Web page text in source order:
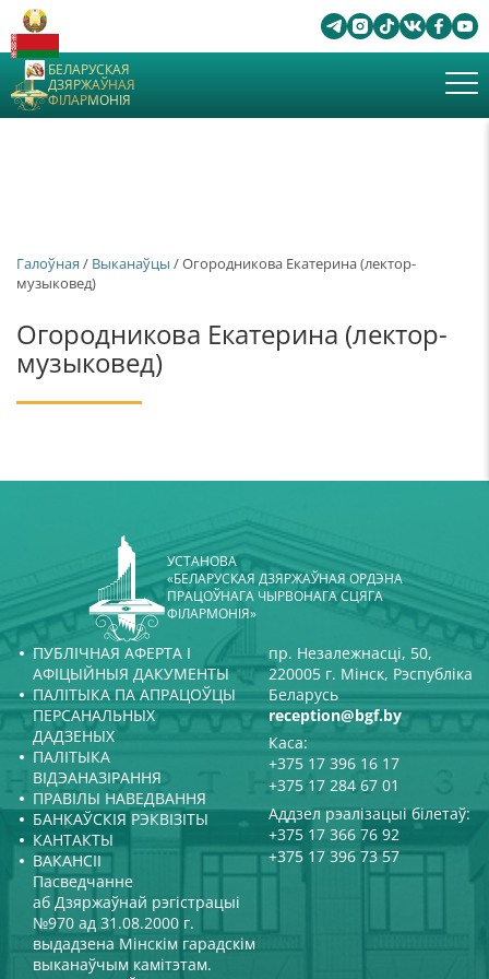
БЕЛАРУСКАЯ
ДЗЯРЖАЎНАЯ
ФІЛАРМОНІЯ
Галоўная / Выканаўцы / Огородникова Екатерина (лектор-
музыковед)
Огородникова Екатерина (лектор-
музыковед)
УСТАНОВА
«БЕЛАРУСКАЯ ДЗЯРЖАЎНАЯ ОРДЭНА
ПРАЦОЎНАГА ЧЫРВОНАГА СЦЯГА
ФІЛАРМОНІЯ»
ПУБЛІЧНАЯ АФЕРТА І
АФІЦЫЙНЫЯ ДАКУМЕНТЫ
ПАЛІТЫКА ПА АПРАЦОЎЦЫ
ПЕРСАНАЛЬНЫХ
ДАДЗЕНЫХ
ПАЛІТЫКА
ВІДЭАНАЗІРАННЯ
ПРАВІЛЫ НАВЕДВАННЯ
БАНКАЎСКІЯ РЭКВІЗІТЫ
КАНТАКТЫ
ВАКАНСІІ
пр. Незалежнасці, 50,
220005 г. Мінск, Рэспубліка
Беларусь
reception@bgf.by
Каса:
+375 17 396 16 17
+375 17 284 67 01
Аддзел рэалізацыі білетаў:
+375 17 366 76 92
+375 17 396 73 57
Пасведчанне
аб Дзяржаўнай рэгістрацыі
№970 ад 31.08.2000 г.
выдадзена Мінскім гарадскім
выканаўчым камітэтам.